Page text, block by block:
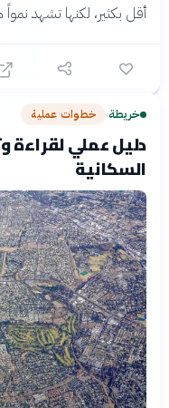
أقل بكثير، لكنها تشهد
خريطة› خطوات عملية
دليل عملي لقراءة
السكانية